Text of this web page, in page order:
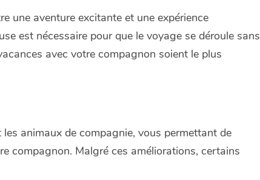
une aventure excitante et une expérience
est nécessaire pour que le voyage se déroule sans
avec votre compagnon soient le plus
animaux de compagnie, vous permettant de
compagnon. Malgré ces améliorations, certains